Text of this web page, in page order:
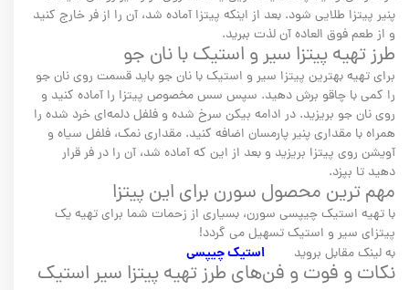
پنیر پیتزا طلایی شود. بعد از اینکه پیتزا آماده شد، آن را از فر خارج کنید
و از طعم فوق العاده آن لذت ببرید.
طرز تهیه پیتزا سیر و استیک با نان جو
برای تهیه بهترین پیتزا سیر و استیک با نان جو باید قسمت روی نان جو
را کمی با چاقو برش دهید. سپس سس مخصوص پیتزا را آماده کنید و
روی نان جو بریزید. در ادامه بیکن سرخ شده و فلفل دلمه‌ای خرد شده را
همراه با مقداری پنیر پارمسان اضافه کنید. مقداری نمک، فلفل سیاه و
آویشن روی پیتزا بریزید و بعد از این که آماده شد، آن را در فر قرار
دهید تا بپزد.
مهم ترین محصول سورن برای این پیتزا
با تهیه استیک چیپسی سورن، بسیاری از زحمات شما برای تهیه یک
پیتزای سیر و استیک تسهیل می گردد!
به لینک مقابل بروید استیک چیپسی
نکات و فوت و فن‌های طرز تهیه پیتزا سیر استیک